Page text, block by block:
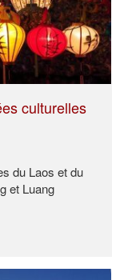
culturelles
du Laos et du
et Luang